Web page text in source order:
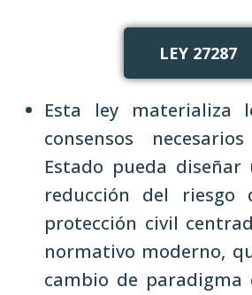
LEY 27287
Esta ley materializa
consensos
Estado pueda
reducción del riesgo
protección civil
normativo moderno,
cambio de paradigma